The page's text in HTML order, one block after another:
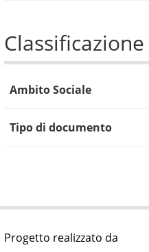
Classificazione
Ambito Sociale
Tipo di documento
Progetto realizzato da